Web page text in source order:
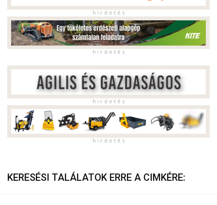
h i r d e t é s
h i r d e t é s
h i r d e t é s
h i r d e t é s
KERESÉSI TALÁLATOK ERRE A CIMKÉRE: